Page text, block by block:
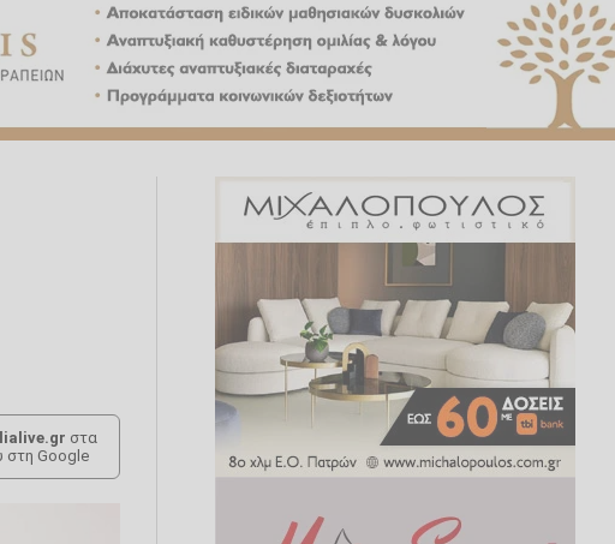
στα
στη Google